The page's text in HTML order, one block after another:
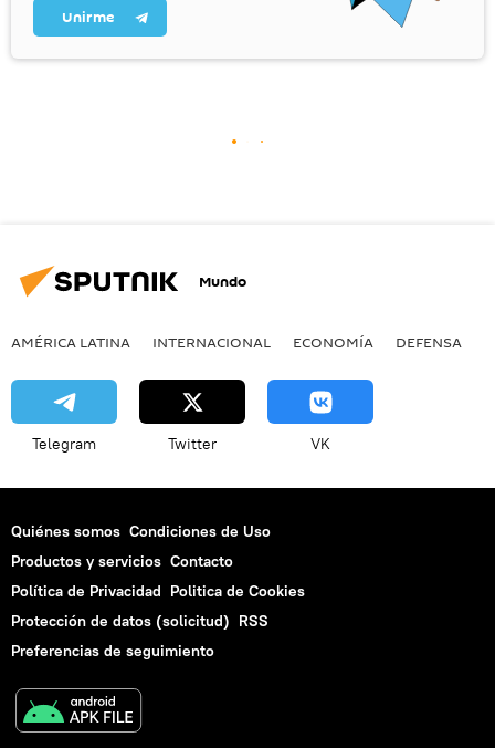
Unirme
Mundo
AMÉRICA LATINA INTERNACIONAL ECONOMÍA DEFENSA
Telegram Twitter VK
Quiénes somos Condiciones de Uso
Productos y servicios Contacto
Política de Privacidad Politica de Cookies
Protección de datos (solicitud) RSS
Preferencias de seguimiento